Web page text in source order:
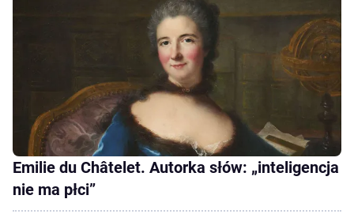
Emilie du Châtelet. Autorka słów: „inteligencja
nie ma płci”